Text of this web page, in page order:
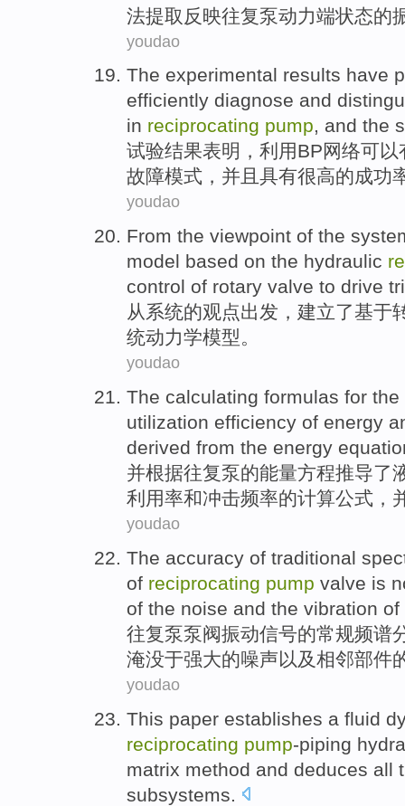
法提取 反映往复泵动力端状态的
youdao
The experimental results have
efficiently diagnose and
in reciprocating pump, and the
试验结果表明 ， 利用BP网络可以
故障模式， 并且 具有很高的成功
youdao
From the viewpoint of the
model based on the hydraulic
control of rotary valve to drive
从 系统的观点出发 ， 建立了基于
统动力学模型。
youdao
The calculating formulas for
utilization efficiency of energy
derived from the energy
并根据往复泵的能量方程推导了
利用率和冲击频率的计算公式，
youdao
The accuracy of traditional
of reciprocating pump valve is
of the noise and the vibration
往复泵泵阀振动信号的常规频谱
淹没于强大的噪声以及相邻部件
youdao
This paper establishes a fluid
reciprocating pump-piping
matrix method and deduces all
subsystems